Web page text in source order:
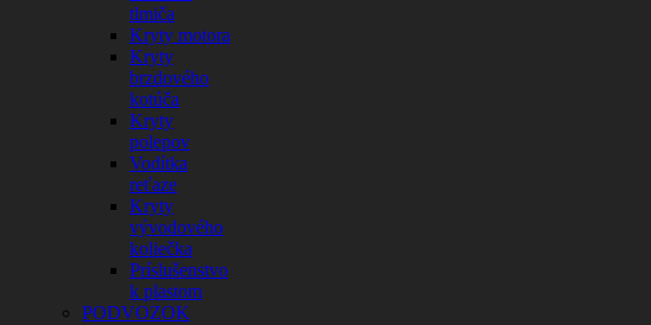
tlmiča
Kryty motora
Kryty
brzdového
kotúča
Kryty
polepov
Vodítka
reťaze
Kryty
vývodového
koliečka
Príslušenstvo
k plastom
PODVOZOK